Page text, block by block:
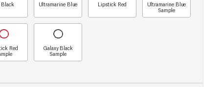
Black Ultramarine Blue Lipstick Red
Ultramarine Blue
Sample
Red
Galaxy Black
Sample